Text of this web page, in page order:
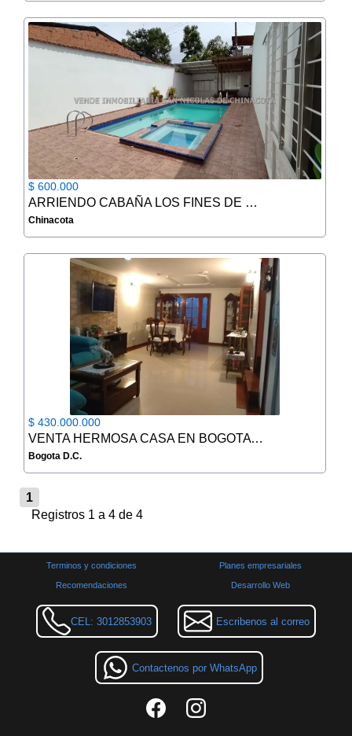
$ 600.000
ARRIENDO CABAÑA LOS FINES DE SEMANA EN CHINACOTA
Chinacota
$ 430.000.000
VENTA HERMOSA CASA EN BOGOTA FRENTE AL PORTAL 80
Bogota D.C.
1
Registros 1 a 4 de 4
Terminos y condiciones
Recomendaciones
Planes empresariales
Desarrollo Web
CEL: 3012853903 Escribenos al correo
Contactenos por WhatsApp